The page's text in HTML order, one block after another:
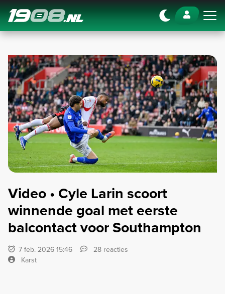
Navigation
Video • Cyle Larin scoort
winnende goal met eerste
balcontact voor Southampton
7 feb. 2026 15:46
28 reacties
Karst